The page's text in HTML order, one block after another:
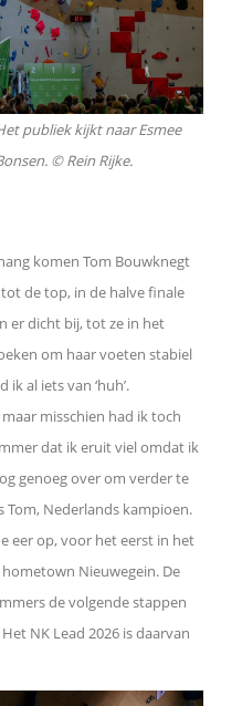
publiek kijkt naar Esmee
© Rein Rijke.
komen Tom Bouwknegt
de top, in de halve finale
er dicht bij, tot ze in het
om haar voeten stabiel
al iets van ‘huh’.
misschien had ik toch
dat ik eruit viel omdat ik
genoeg over om verder te
Tom, Nederlands kampioen.
eer op, voor het eerst in het
Nieuwegein. De
de volgende stappen
NK Lead 2026 is daarvan